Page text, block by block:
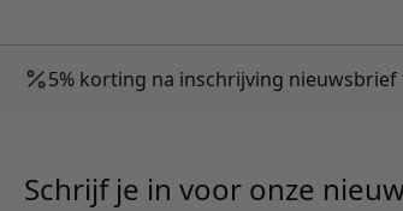
5% korting na inschrijving nieuwsbrief
Schrijf je in voor onze